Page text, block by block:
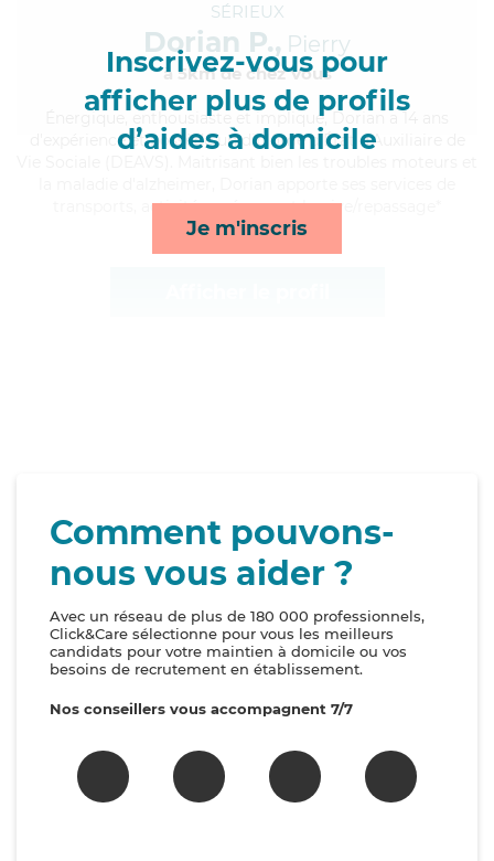
Inscrivez-vous pour
afficher plus de profils
d’aides à domicile
Je m'inscris
SÉRIEUX
Dorian P., Pierry
à 5km de chez Vous
, enthousiaste et impliqué, Dorian a 14 ans
d'expérience et possède un diplôme d'État d'Auxiliaire de
transports, activités, ménage et lessive/repassage*
Comment pouvons-
nous vous aider ?
Avec un réseau de plus de 180 000 professionnels,
Click&Care sélectionne pour vous les meilleurs
candidats pour votre maintien à domicile ou vos
besoins de recrutement en établissement.
Nos conseillers vous accompagnent 7/7